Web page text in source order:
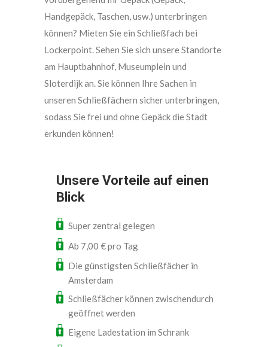
Handgepäck, Taschen, usw.) unterbringen
können? Mieten Sie ein Schließfach bei
Lockerpoint. Sehen Sie sich unsere Standorte
am Hauptbahnhof, Museumplein und
Sloterdijk an. Sie können Ihre Sachen in
unseren Schließfächern sicher unterbringen,
sodass Sie frei und ohne Gepäck die Stadt
erkunden können!
Unsere Vorteile auf einen
Blick
Super zentral gelegen
Ab 7,00 € pro Tag
Die günstigsten Schließfächer in
Amsterdam
Schließfächer können zwischendurch
geöffnet werden
Eigene Ladestation im Schrank